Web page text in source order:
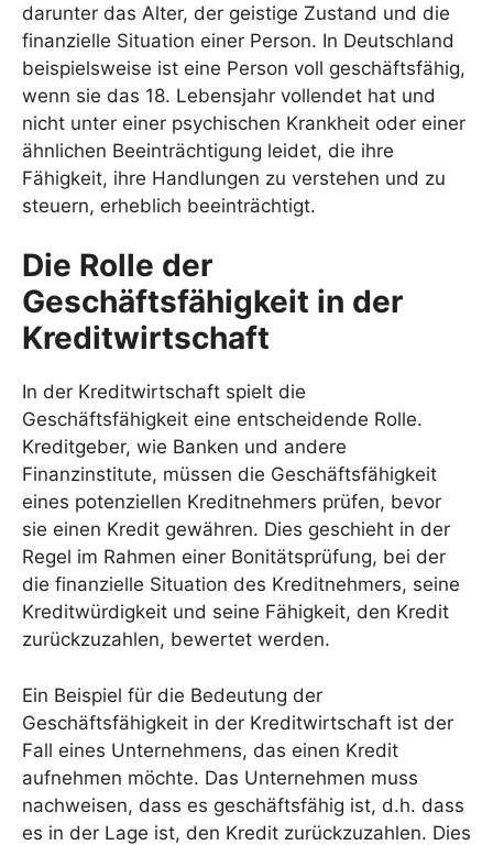
darunter das Alter, der geistige Zustand und die
finanzielle Situation einer Person. In Deutschland
beispielsweise ist eine Person voll geschäftsfähig,
wenn sie das 18. Lebensjahr vollendet hat und
nicht unter einer psychischen Krankheit oder einer
ähnlichen Beeinträchtigung leidet, die ihre
Fähigkeit, ihre Handlungen zu verstehen und zu
steuern, erheblich beeinträchtigt.
Die Rolle der
Geschäftsfähigkeit in der
Kreditwirtschaft
In der Kreditwirtschaft spielt die
Geschäftsfähigkeit eine entscheidende Rolle.
Kreditgeber, wie Banken und andere
Finanzinstitute, müssen die Geschäftsfähigkeit
eines potenziellen Kreditnehmers prüfen, bevor
sie einen Kredit gewähren. Dies geschieht in der
Regel im Rahmen einer Bonitätsprüfung, bei der
die finanzielle Situation des Kreditnehmers, seine
Kreditwürdigkeit und seine Fähigkeit, den Kredit
zurückzuzahlen, bewertet werden.
Ein Beispiel für die Bedeutung der
Geschäftsfähigkeit in der Kreditwirtschaft ist der
Fall eines Unternehmens, das einen Kredit
aufnehmen möchte. Das Unternehmen muss
nachweisen, dass es geschäftsfähig ist, d.h. dass
es in der Lage ist, den Kredit zurückzuzahlen. Dies